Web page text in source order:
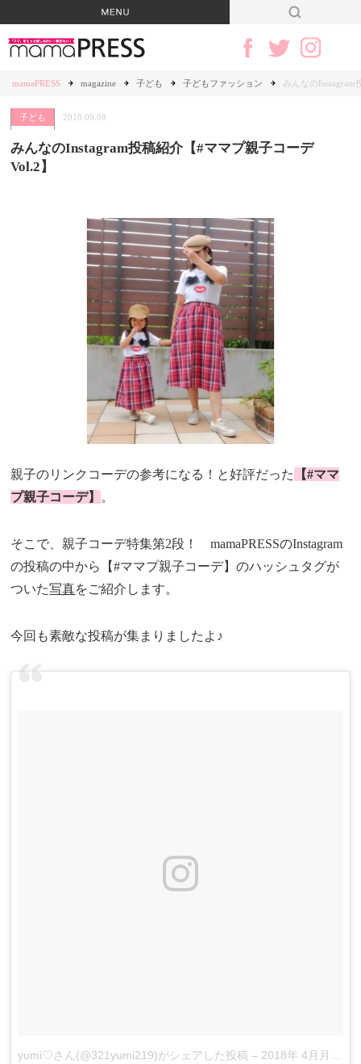
mamaPRESS magazine 子ども 子どもファッション みんなのInstagram
子ども 2018.09.08
みんなのInstagram投稿紹介【#ママプ親子コーデ
Vol.2】
親子のリンクコーデの参考になる！と好評だった
【#ママ
プ親子コーデ】 。
そこで、親子コーデ特集第2段！ mamaPRESSのInstagram
の投稿の中から【#ママプ親子コーデ】のハッシュタグが
ついた写真をご紹介します。
今回も素敵な投稿が集まりましたよ♪
yumi♡さん(@321yumi219)がシェアした投稿 – 2018年 4月月26日午後8時11分PDT